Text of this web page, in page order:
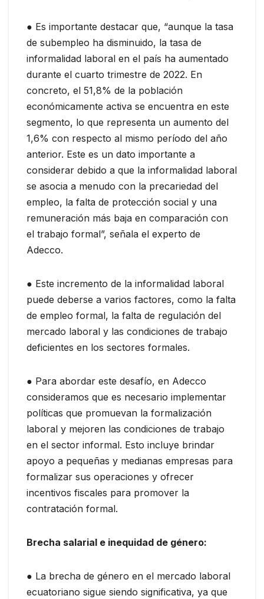
● Es importante destacar que, “aunque la tasa
de subempleo ha disminuido, la tasa de
informalidad laboral en el país ha aumentado
durante el cuarto trimestre de 2022. En
concreto, el 51,8% de la población
económicamente activa se encuentra en este
segmento, lo que representa un aumento del
1,6% con respecto al mismo período del año
anterior. Este es un dato importante a
considerar debido a que la informalidad laboral
se asocia a menudo con la precariedad del
empleo, la falta de protección social y una
remuneración más baja en comparación con
el trabajo formal”, señala el experto de
Adecco.
● Este incremento de la informalidad laboral
puede deberse a varios factores, como la falta
de empleo formal, la falta de regulación del
mercado laboral y las condiciones de trabajo
deficientes en los sectores formales.
● Para abordar este desafío, en Adecco
consideramos que es necesario implementar
políticas que promuevan la formalización
laboral y mejoren las condiciones de trabajo
en el sector informal. Esto incluye brindar
apoyo a pequeñas y medianas empresas para
formalizar sus operaciones y ofrecer
incentivos fiscales para promover la
contratación formal.
Brecha salarial e inequidad de género:
● La brecha de género en el mercado laboral
ecuatoriano sigue siendo significativa, ya que